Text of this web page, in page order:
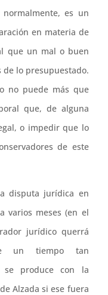
es un
en materia de
que un mal o buen
de lo presupuestado.
no puede más que
que, de alguna
o impedir que lo
de este
disputa jurídica en
varios meses (en el
jurídico querrá
un tiempo tan
se produce con la
Alzada si ese fuera